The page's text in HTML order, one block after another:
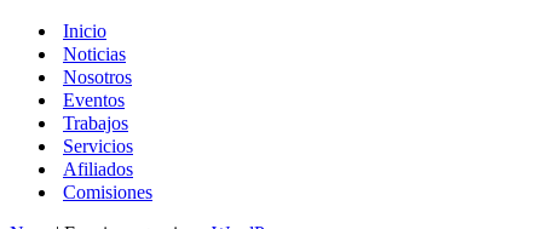
Inicio
Noticias
Nosotros
Eventos
Trabajos
Servicios
Afiliados
Comisiones